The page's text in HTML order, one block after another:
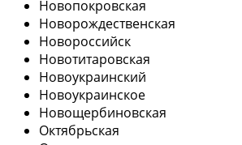
Новопокровская
Новорождественская
Новороссийск
Новотитаровская
Новоукраинский
Новоукраинское
Новощербиновская
Октябрьская